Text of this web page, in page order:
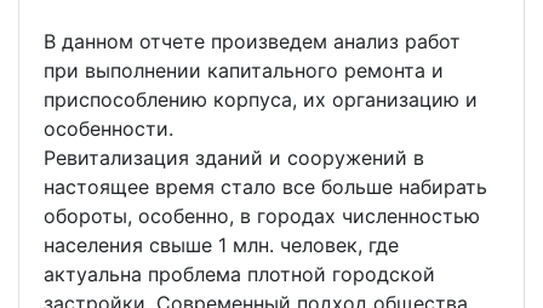
В данном отчете произведем анализ работ
при выполнении капитального ремонта и
приспособлению корпуса, их организацию и
особенности.
Ревитализация зданий и сооружений в
настоящее время стало все больше набирать
обороты, особенно, в городах численностью
населения свыше 1 млн. человек, где
актуальна проблема плотной городской
застройки. Современный подход общества